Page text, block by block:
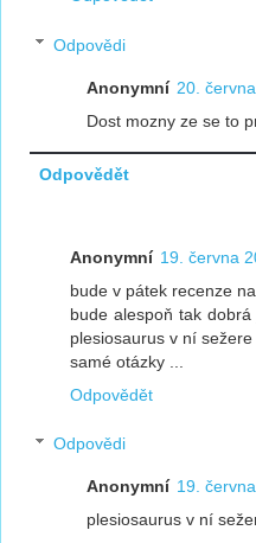
Odpovědi
Anonymní 20.
Dost mozny ze se to
Odpovědět
Anonymní 19. června
bude v pátek recenze
bude alespoň tak
plesiosaurus v ní
samé otázky ...
Odpovědět
Odpovědi
Anonymní 19.
plesiosaurus v ní